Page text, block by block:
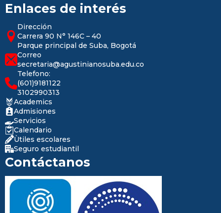
Enlaces de interés
Dirección
Carrera 90 N° 146C – 40
Parque principal de Suba, Bogotá
Correo
secretaria@agustinianosuba.edu.co
Telefono:
(601)9181122
3102990313
Academics
Admisiones
Servicios
Calendario
Ùtiles escolares
Seguro estudiantil
Contáctanos